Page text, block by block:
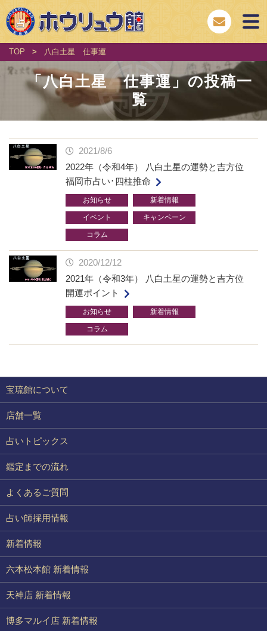
TOP > 八白土星 仕事運
「八白土星 仕事運」の投稿一
覧
2021/8/6
2022年（令和4年） 八白土星の運勢と吉方位
福岡市占い･四柱推命
お知らせ 新着情報
イベント キャンペーン
コラム
2020/12/12
2021年（令和3年） 八白土星の運勢と吉方位
開運ポイント
お知らせ 新着情報
コラム
宝琉館について
店舗一覧
占いトピックス
鑑定までの流れ
よくあるご質問
占い師採用情報
新着情報
六本松本館 新着情報
天神店 新着情報
博多マルイ店 新着情報